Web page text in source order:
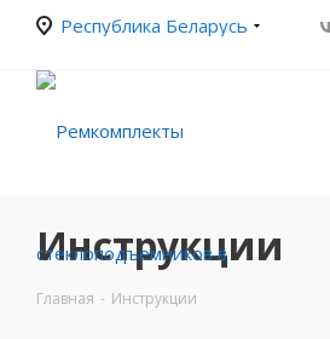
Республика Беларусь
Инструкции
Главная - Инструкции